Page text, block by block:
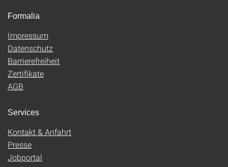
Formalia
Impressum
Datenschutz
Barrierefreiheit
Zertifikate
AGB
Services
Kontakt & Anfahrt
Presse
Jobportal